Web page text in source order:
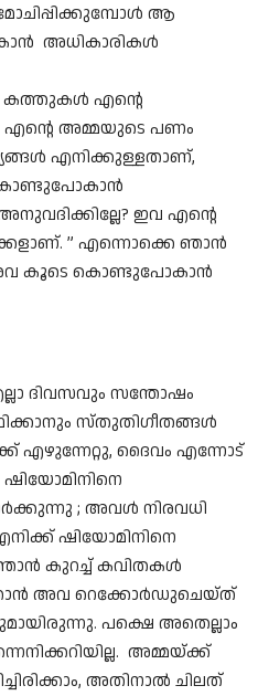
ആ
അധികാരികൾ
കത്തുകൾ എൻ്റെ
അമ്മയുടെ പണം
എനിക്കുള്ളതാണ്,
ഇവ എൻ്റെ
” എന്നൊക്കെ ഞാൻ
അവ കൂടെ കൊണ്ടുപോകാൻ
ദിവസവും സന്തോഷം
സ്തുതിഗീതങ്ങൾ
എഴുന്നേറ്റു, ദൈവം എന്നോട്
ഷിയോമിനിനെ
; അവൾ നിരവധി
ഷിയോമിനിനെ
ഞാൻ കുറച്ച് കവിതകൾ
അവ റെക്കോർഡുചെയ്‌ത്
പക്ഷെ അതെല്ലാം
അമ്മയ്ക്ക്
അതിനാൽ ചിലത്